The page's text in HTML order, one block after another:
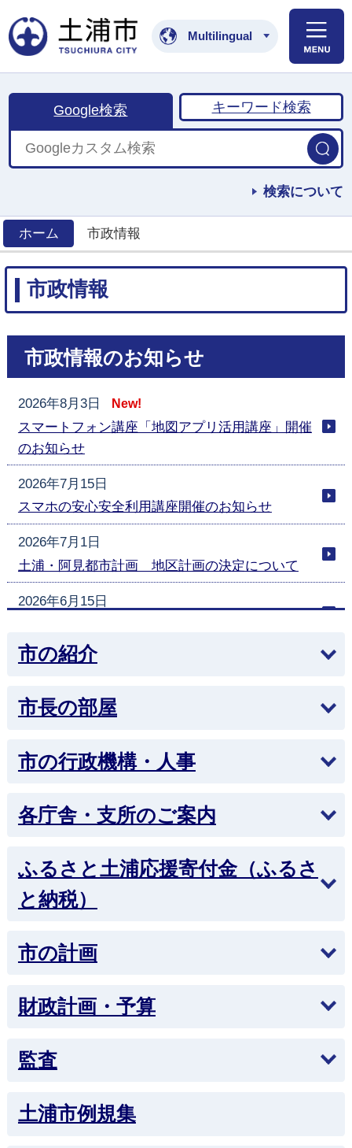
土浦市公式ホームペ
Multilingual
Google検索 キーワード検索
検索について
ホーム
市政情報
市政情報
市政情報のお知らせ
2026年8月3日 New!
スマートフォン講座「地図アプリ活用講座」開催
のお知らせ
2026年7月15日
スマホの安心安全利用講座開催のお知らせ
2026年7月1日
土浦・阿見都市計画 地区計画の決定について
2026年6月15日
2026年6月15日
2026年6月1日
2026年5月15日
東レ株式会社土浦工場と包括連携協定を締結しま
した。
2026年5月15日
奨学金返還支援事業
2026年4月23日
令和8年度第1回土浦市都市計画審議会の開催結果
について（令和8年4月21日開催）
2026年4月23日
公共施設の使用料及び手数料等の一部を見直しま
2026年4月16日
公益通報制度の運用状況
市の紹介
市長の部屋
市の行政機構・人事
各庁舎・支所のご案内
ふるさと土浦応援寄付金（ふるさ
と納税）
市の計画
財政計画・予算
監査
土浦市例規集